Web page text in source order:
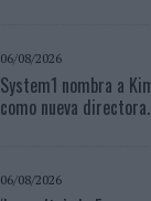
06/08/2026
System1 nombra a
como nueva
06/08/2026